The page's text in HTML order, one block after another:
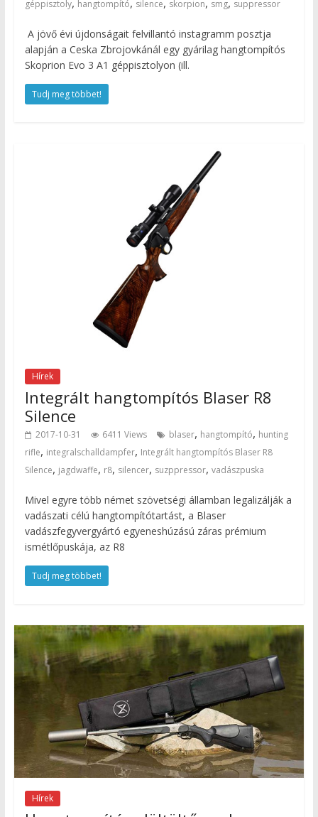
géppisztoly hangtompító silence skorpion smg suppressor
A jövő évi újdonságait felvillantó instagramm posztja
alapján a Ceska Zbrojovkánál egy gyárilag hangtompítós
Skoprion Evo 3 A1 géppisztolyon (ill.
Tudj meg többet!
Hírek
Integrált hangtompítós Blaser R8
Silence
2017-10-31 6411 Views blaser, hangtompító, hunting
rifle, integralschalldampfer, Integrált hangtompítós Blaser R8
Silence, jagdwaffe, r8, silencer, suzppressor, vadászpuska
Mivel egyre több német szövetségi államban legalizálják a
vadászati célú hangtompítótartást, a Blaser
vadászfegyvergyártó egyeneshúzású záras prémium
ismétlőpuskája, az R8
Tudj meg többet!
Hírek